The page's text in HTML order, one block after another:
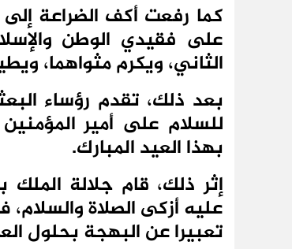
كما رفعت أكف الضراعة
على فقيدي الوطن
الثاني، ويكرم مثواهما،
بعد ذلك، تقدم رؤساء
للسلام على أمير
بهذا العيد المبارك.
إثر ذلك، قام جلالة
عليه أزكى الصلاة
تعبيرا عن البهجة بحلول